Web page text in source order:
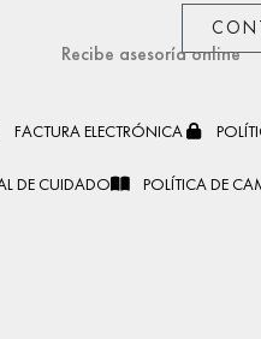
Recibe asesoría online
FACTURA ELECTRÓNICA
DE CUIDADO POLÍTICA DE